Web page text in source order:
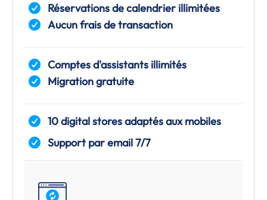
Réservations de calendrier illimitées
Aucun frais de transaction
Comptes d'assistants illimités
Migration gratuite
10 digital stores adaptés aux mobiles
Support par email 7/7